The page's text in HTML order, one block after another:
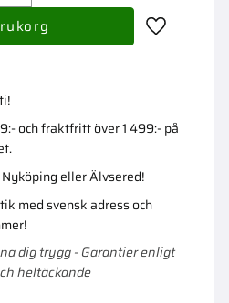
Lägg till i
och fraktfritt över 1 499:- på
eller Älvsered!
med svensk adress och
dig trygg - Garantier enligt
heltäckande